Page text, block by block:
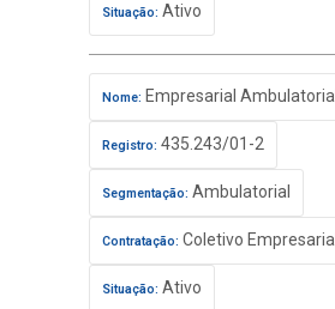
Situação: Ativo
Nome: Empresarial Ambulatorial
Registro: 435.243/01-2
Segmentação: Ambulatorial
Contratação: Coletivo Empresarial
Situação: Ativo